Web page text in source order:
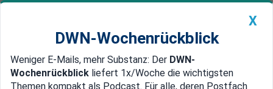
Newsticker MEIN DWN: Geldanlage Premium
Edelmetalle DWN-Magazin China
X
DWN-Wochenrückblick
Weniger E-Mails, mehr Substanz: Der DWN-
Wochenrückblick liefert 1x/Woche die wichtigsten
Themen kompakt als Podcast. Für alle, deren Postfach